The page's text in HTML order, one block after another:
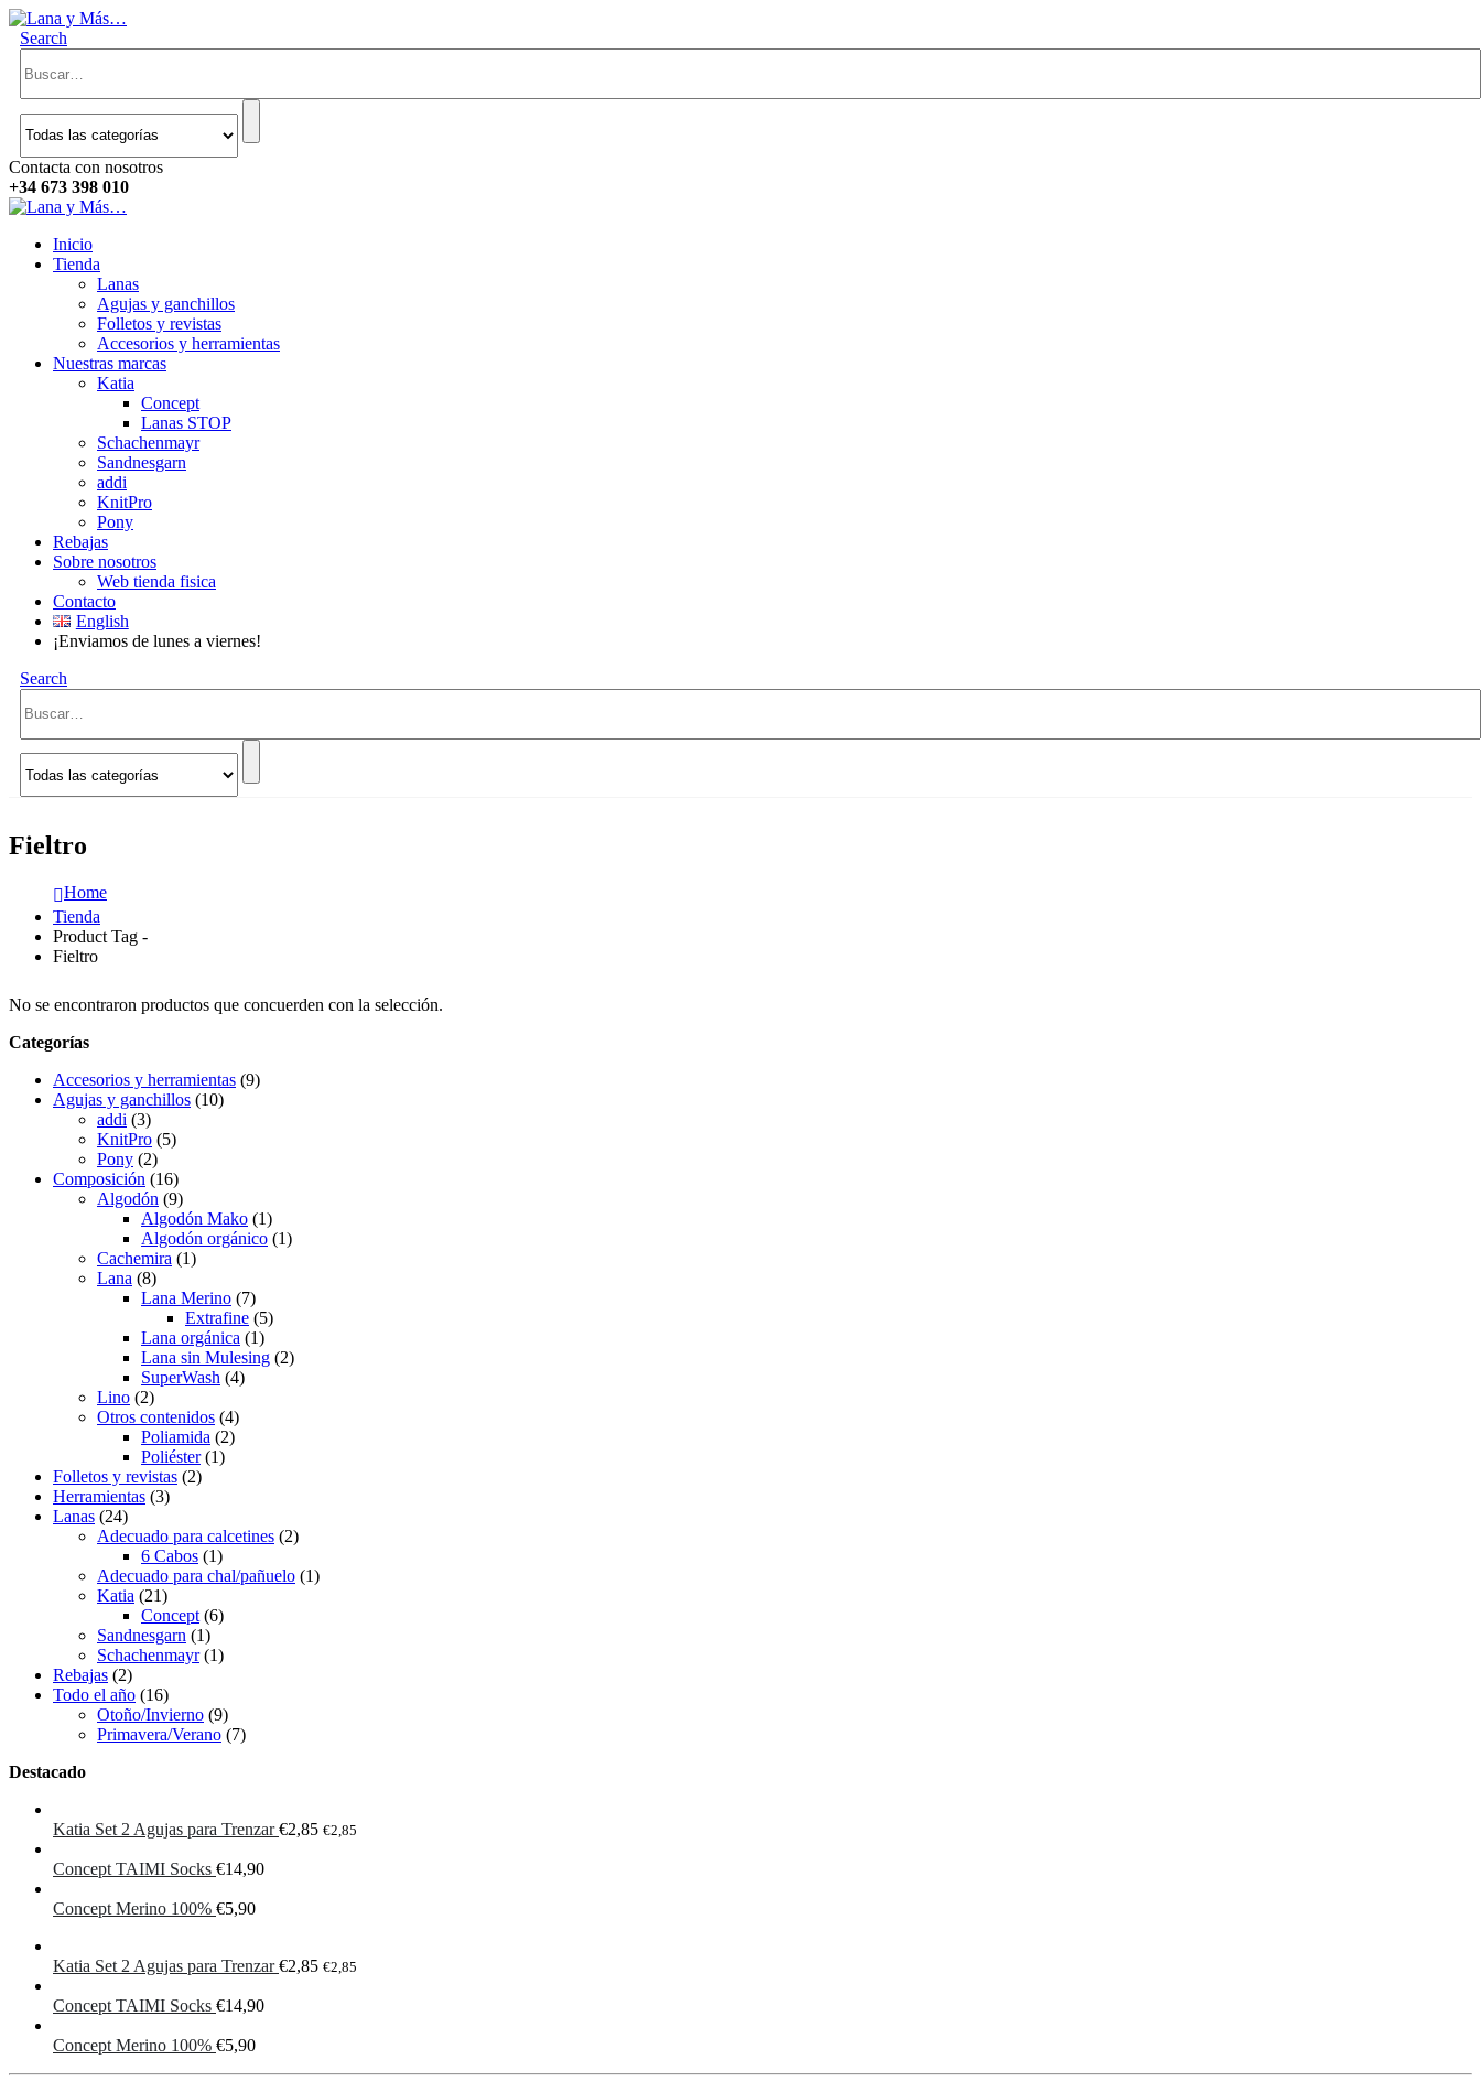
Search
Contacta con nosotros
+34 673 398 010
Inicio
Tienda
Lanas
Agujas y ganchillos
Folletos y revistas
Accesorios y herramientas
Nuestras marcas
Katia
Concept
Lanas STOP
Schachenmayr
Sandnesgarn
addi
KnitPro
Pony
Rebajas
Sobre nosotros
Web tienda fisica
Contacto
English
¡Enviamos de lunes a viernes!
Search
Fieltro
Home
Tienda
Product Tag -
Fieltro
No se encontraron productos que concuerden con la selección.
Categorías
Accesorios y herramientas (9)
Agujas y ganchillos (10)
addi (3)
KnitPro (5)
Pony (2)
Composición (16)
Algodón (9)
Algodón Mako (1)
Algodón orgánico (1)
Cachemira (1)
Lana (8)
Lana Merino (7)
Extrafine (5)
Lana orgánica (1)
Lana sin Mulesing (2)
SuperWash (4)
Lino (2)
Otros contenidos (4)
Poliamida (2)
Poliéster (1)
Folletos y revistas (2)
Herramientas (3)
Lanas (24)
Adecuado para calcetines (2)
6 Cabos (1)
Adecuado para chal/pañuelo (1)
Katia (21)
Concept (6)
Sandnesgarn (1)
Schachenmayr (1)
Rebajas (2)
Todo el año (16)
Otoño/Invierno (9)
Primavera/Verano (7)
Destacado
Katia Set 2 Agujas para Trenzar €2,85 €2,85
Concept TAIMI Socks €14,90
Concept Merino 100% €5,90
Katia Set 2 Agujas para Trenzar €2,85 €2,85
Concept TAIMI Socks €14,90
Concept Merino 100% €5,90